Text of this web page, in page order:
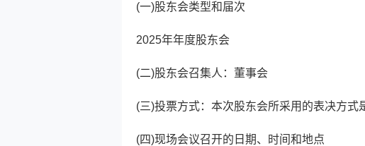
(一)股东会类型和届次
2025年年度股东会
(二)股东会召集人：董事会
(三)投票方式：本次股东会所采用的表决方
(四)现场会议召开的日期、时间和地点